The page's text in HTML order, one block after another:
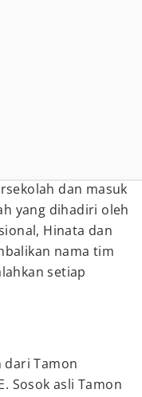
dan masuk
yang dihadiri oleh
Hinata dan
nama tim
setiap
dari Tamon
Sosok asli Tamon